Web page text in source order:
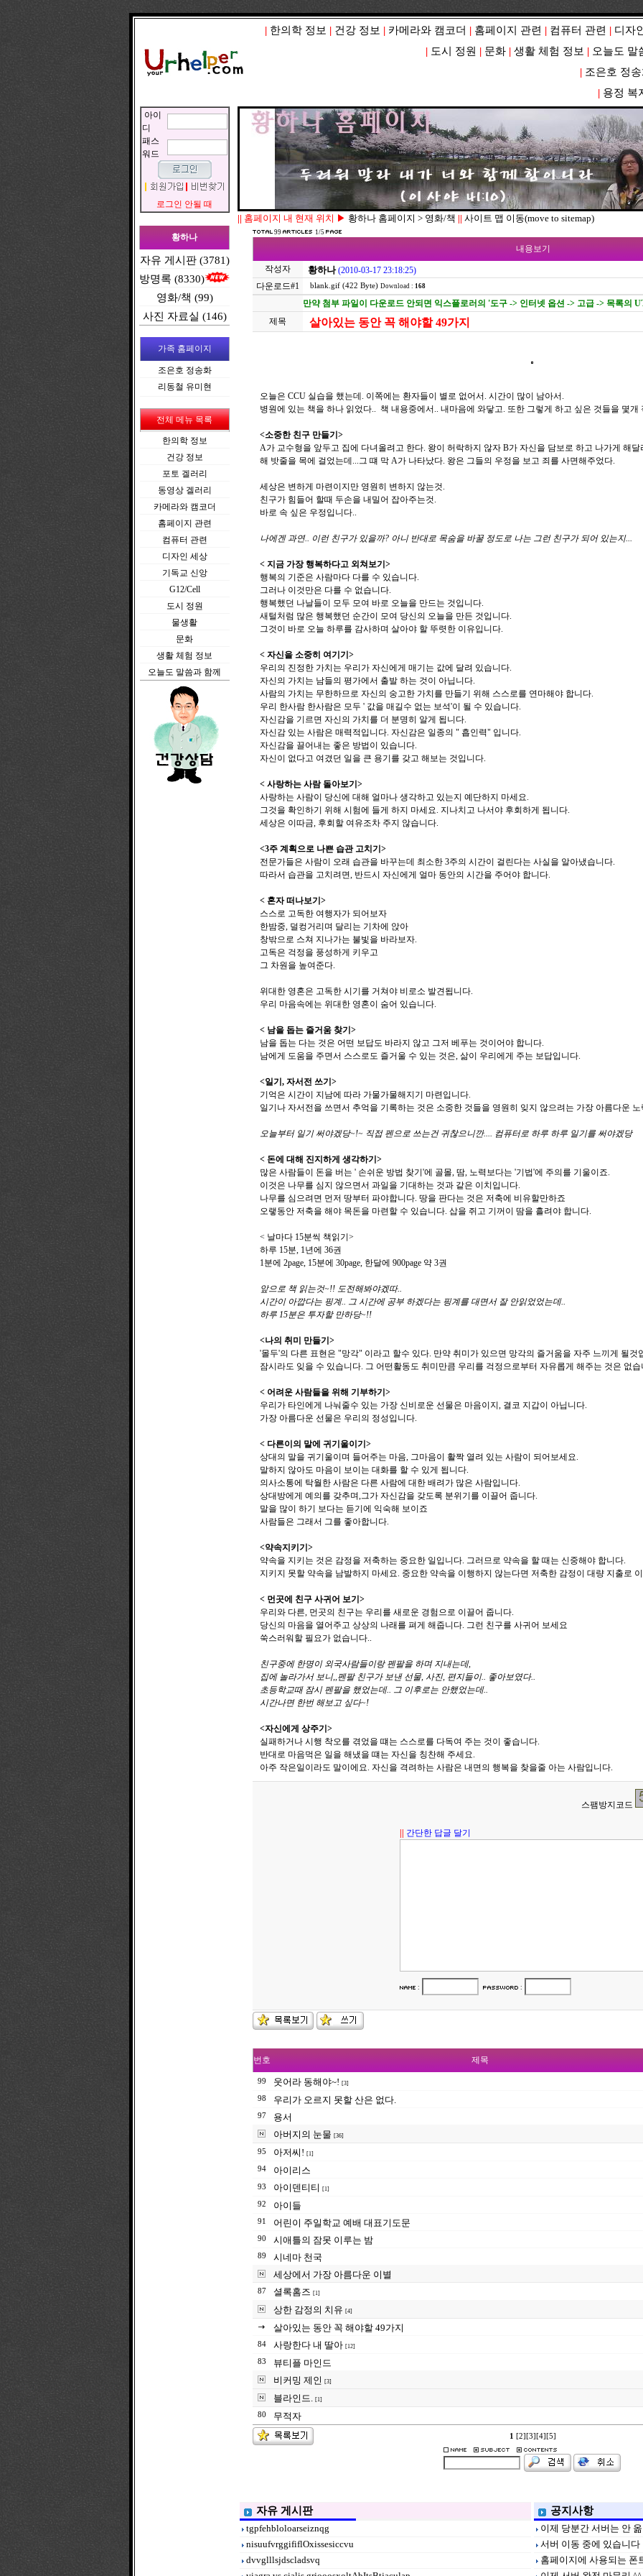
| 한의학 정보 | 건강 정보 | 카메라와 캠코더 | 홈페이지 관련 | 컴퓨터 관련 | 디자
| 도시 정원 | 문화 | 생활 체험 정보 | 오늘도 말
| 조은호 정
| 용정 복
아이
디
패스
워드
로그인 안될 때
황하나
자유 게시판 (3781)
방명록 (8330)
영화/책 (99)
사진 자료실 (146)
가족 홈페이지
조은호 정송화
리동철 유미현
전체 메뉴 목록
한의학 정보
건강 정보
포토 겔러리
동영상 겔러리
카메라와 캠코더
홈페이지 관련
컴퓨터 관련
디자인 세상
기독교 신앙
G12/Cell
도시 정원
물생활
문화
생활 체험 정보
오늘도 말씀과 함께
|| 홈페이지 내 현재 위치 ▶ 황하나 홈페이지 > 영화/책 || 사이트 맵 이동(move to sitemap)
99 1/5
내용보기
작성자
황하나 (2010-03-17 23:18:25)
다운로드#1
blank.gif (422 Byte) Download : 168
만약 첨부 파일이 다운로드 안되면 익스플로러의 '도구 -> 인터넷 옵션 -> 고급 -> 목록의
제목
살아있는 동안 꼭 해야할 49가지
오늘은 CCU 실습을 했는데. 이쪽에는 환자들이 별로 없어서. 시간이 많이 남아서.
병원에 있는 책을 하나 읽었다.. 책 내용중에서.. 내마음에 와닿고. 또한 그렇게 하고 싶은 것들을 몇개
<소중한 친구 만들기>
A가 교수형을 앞두고 집에 다녀올려고 한다. 왕이 허락하지 않자 B가 자신을 담보로 하고 나가게 해
해 밧줄을 목에 걸었는데...그 떄 막 A가 나타났다. 왕은 그들의 우정을 보고 죄를 사면해주었다.
세상은 변하게 마련이지만 영원히 변하지 않는것.
친구가 힘들어 할때 두손을 내밀어 잡아주는것.
바로 속 싶은 우정입니다..
나에겐 과연.. 이런 친구가 있을까? 아니 반대로 목숨을 바꿀 정도로 나는 그런 친구가 되어 있는지...
< 지금 가장 행복하다고 외쳐보기>
행복의 기준은 사람마다 다를 수 있습니다.
그러나 이것만은 다를 수 없습니다.
행복했던 나날들이 모두 모여 바로 오늘을 만드는 것입니다.
새털처럼 많은 행복했던 순간이 모여 당신의 오늘을 만든 것입니다.
그것이 바로 오늘 하루를 감사하며 살아야 할 뚜렷한 이유입니다.
< 자신을 소중히 여기기>
우리의 진정한 가치는 우리가 자신에게 매기는 값에 달려 있습니다.
자신의 가치는 남들의 평가에서 출발 하는 것이 아닙니다.
사람의 가치는 무한하므로 자신의 숭고한 가치를 만들기 위해 스스로를 연마해야 합니다.
우리 한사람 한사람은 모두 ' 값을 매길수 없는 보석'이 될 수 있습니다.
자신감을 기르면 자신의 가치를 더 분명히 알게 됩니다.
자신감 있는 사람은 매력적입니다. 자신감은 일종의 " 흡인력" 입니다.
자신감을 끌어내는 좋은 방법이 있습니다.
자신이 없다고 여겼던 일을 큰 용기를 갖고 해보는 것입니다.
< 사랑하는 사람 돌아보기>
사랑하는 사람이 당신에 대해 얼마나 생각하고 있는지 예단하지 마세요.
그것을 확인하기 위해 시험에 들게 하지 마세요. 지나치고 나서야 후회하게 됩니다.
세상은 이따금, 후회할 여유조차 주지 않습니다.
<3주 계획으로 나쁜 습관 고치기>
전문가들은 사람이 오래 습관을 바꾸는데 최소한 3주의 시간이 걸린다는 사실을 알아냈습니다.
따라서 습관을 고치려면, 반드시 자신에게 얼마 동안의 시간을 주어야 합니다.
< 혼자 떠나보기>
스스로 고독한 여행자가 되어보자
한밤중, 덜컹거리며 달리는 기차에 앉아
창밖으로 스쳐 지나가는 불빛을 바라보자.
고독은 걱정을 풍성하게 키우고
그 차원을 높여준다.
위대한 영혼은 고독한 시기를 거쳐야 비로소 발견됩니다.
우리 마음속에는 위대한 영혼이 숨어 있습니다.
< 남을 돕는 즐거움 찾기>
남을 돕는 다는 것은 어떤 보답도 바라지 않고 그저 베푸는 것이어야 합니다.
남에게 도움을 주면서 스스로도 즐거울 수 있는 것은, 삶이 우리에게 주는 보답입니다.
<일기, 자서전 쓰기>
기억은 시간이 지남에 따라 가물가물해지기 마련입니다.
일기나 자서전을 쓰면서 추억을 기록하는 것은 소중한 것들을 영원히 잊지 않으려는 가장 아름다운 노
오늘부터 일기 써야겠당~!~ 직접 펜으로 쓰는건 귀찮으니깐.... 컴퓨터로 하루 하루 일기를 써야겠당
< 돈에 대해 진지하게 생각하기>
많은 사람들이 돈을 버는 ' 손쉬운 방법 찾기'에 골몰, 땀, 노력보다는 '기법'에 주의를 기울이죠.
이것은 나무를 심지 않으면서 과일을 기대하는 것과 같은 이치입니다.
나무를 심으려면 먼저 땅부터 파야합니다. 땅을 판다는 것은 저축에 비유할만하죠
오랳동안 저축을 해야 목돈을 마련할 수 있습니다. 삽을 쥐고 기꺼이 땀을 흘려야 합니다.
< 날마다 15분씩 책읽기>
하루 15분, 1년에 36권
1분에 2page, 15분에 30page, 한달에 900page 약 3권
앞으로 책 읽는것~!! 도전해봐야겠따..
시간이 아깝다는 핑계.. 그 시간에 공부 하겠다는 핑계를 대면서 잘 안읽었었는데..
하루 15분은 투자할 만하당~!!
<나의 취미 만들기>
'몰두'의 다른 표현은 "망각" 이라고 할수 있다. 만약 취미가 있으면 망각의 즐거움을 자주 느끼게 될것
잠시라도 잊을 수 있습니다. 그 어떤활동도 취미만큼 우리를 걱정으로부터 자유롭게 해주는 것은 없습
< 어려운 사람들을 위해 기부하기>
우리가 타인에게 나눠줄수 있는 가장 신비로운 선물은 마음이지, 결코 지갑이 아닙니다.
가장 아름다운 선물은 우리의 정성입니다.
< 다른이의 말에 귀기울이기>
상대의 말을 귀기울이며 들어주는 마음, 그마음이 활짝 열려 있는 사람이 되어보세요.
말하지 않아도 마음이 보이는 대화를 할 수 있게 됩니다.
의사소통에 탁월한 사람은 다른 사람에 대한 배려가 많은 사람입니다.
상대방에게 예의를 갖추며,그가 자신감을 갖도록 분위기를 이끌어 줍니다.
말을 많이 하기 보다는 듣기에 익숙해 보이죠
사람들은 그래서 그를 좋아합니다.
<약속지키기>
약속을 지키는 것은 감정을 저축하는 중요한 일입니다. 그러므로 약속을 할 때는 신중해야 합니다.
지키지 못할 약속을 남발하지 마세요. 중요한 약속을 이행하지 않는다면 저축한 감정이 대량 지출로
< 먼곳에 친구 사귀어 보기>
우리와 다른, 먼곳의 친구는 우리를 새로운 경험으로 이끌어 줍니다.
당신의 마음을 열어주고 상상의 나래를 펴게 해줍니다. 그런 친구를 사귀어 보세요
쑥스러워할 필요가 없습니다..
친구중에 한명이 외국사람들이랑 펜팔을 하며 지내는데,
집에 놀라가서 보니,,펜팔 친구가 보낸 선물, 사진, 편지들이.. 좋아보였다..
초등학교때 잠시 펜팔을 했었는데.. 그 이후로는 안했었는데..
시간나면 한번 해보고 싶다~!
<자신에게 상주기>
실패하거나 시행 착오를 겪었을 떄는 스스로를 다독여 주는 것이 좋습니다.
반대로 마음먹은 일을 해냈을 떄는 자신을 칭찬해 주세요.
아주 작은일이라도 말이에요. 자신을 격려하는 사람은 내면의 행복을 찾을줄 아는 사람입니다.
스팸방지코드
간단한 답글 달기
: :
번호 제목
99 웃어라 동해야~! [3]
98 우리가 오르지 못할 산은 없다.
97
용서
아버지의 눈물 [36]
95 아저씨! [1]
94 아이리스
93 아이덴티티 [1]
92 아이들
91 어린이 주일학교 예배 대표기도문
90 시애틀의 잠못 이루는 밤
89
시네마 천국
세상에서 가장 아름다운 이별
87 셜록홈즈 [1]
상한 감정의 치유 [4]
살아있는 동안 꼭 해야할 49가지
84 사랑한다 내 딸아 [12]
83
뷰티플 마인드
비커밍 제인
[3]
블라인드. [1]
80 무적자
1 [2] [3] [4] [5]
자유 게시판
tgpfehbloloarseiznqg
nisuufvrggififlOxissesiccvu
dvvglllsjdscladsvq
공지사항
이제 당분간 서버는 안
서버 이동 중에 있습니다
홈페이지에 사용되는 폰